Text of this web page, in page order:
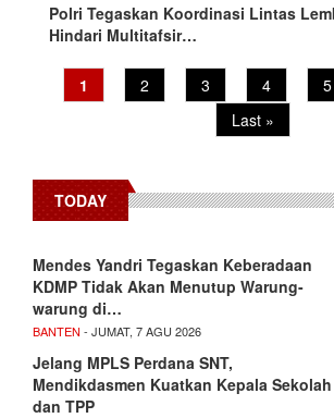
Polri Tegaskan Koordinasi Lintas
Hindari Multitafsir…
Pagination
Current
page
1 Page
2 Page
3 Page
4 5
Last
page
Last »
TODAY
Mendes Yandri Tegaskan Keberadaan
KDMP Tidak Akan Menutup Warung-
warung di…
BANTEN - JUMAT, 7 AGU 2026
Jelang MPLS Perdana SNT,
Mendikdasmen Kuatkan Kepala Sekolah
dan TPP